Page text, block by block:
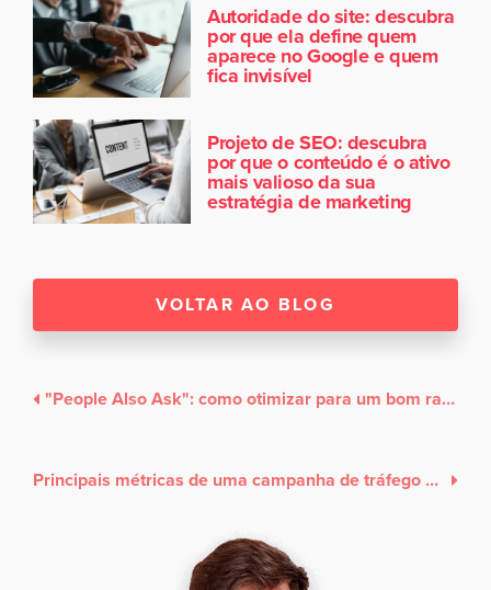
Autoridade do site: descubra
por que ela define quem
aparece no Google e quem
fica invisível
Projeto de SEO: descubra
por que o conteúdo é o ativo
mais valioso da sua
estratégia de marketing
VOLTAR AO BLOG
"People Also Ask": como otimizar para um bom ranqueamento de SEO
Principais métricas de uma campanha de tráfego pago